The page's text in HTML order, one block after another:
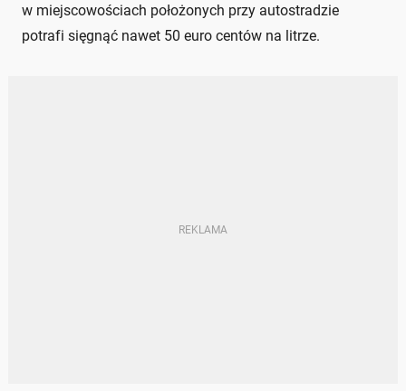
w miejscowościach położonych przy autostradzie
potrafi sięgnąć nawet 50 euro centów na litrze.